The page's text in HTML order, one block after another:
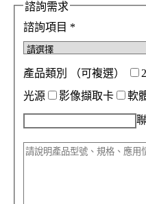
諮詢需求
諮詢項目 *
產品類別 （可複選）
光源
影像擷取卡 軟